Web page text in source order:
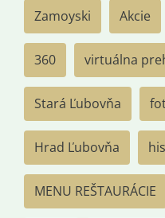
Zamoyski Akcie
360 virtuálna
Stará Ľubovňa
Hrad Ľubovňa
MENU REŠTAURÁCIE